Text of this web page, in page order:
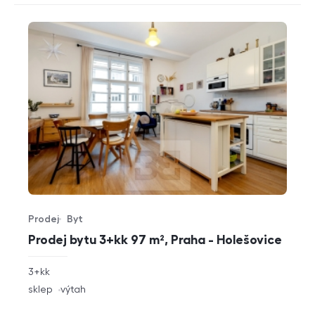
Prodej bytu 3+kk 97 m², Praha - Holešovice
Typ nabídky
Prodej
Typ nemovitosti
Byt
rozměry
dispozice
3+kk
funkce
sklep výtah